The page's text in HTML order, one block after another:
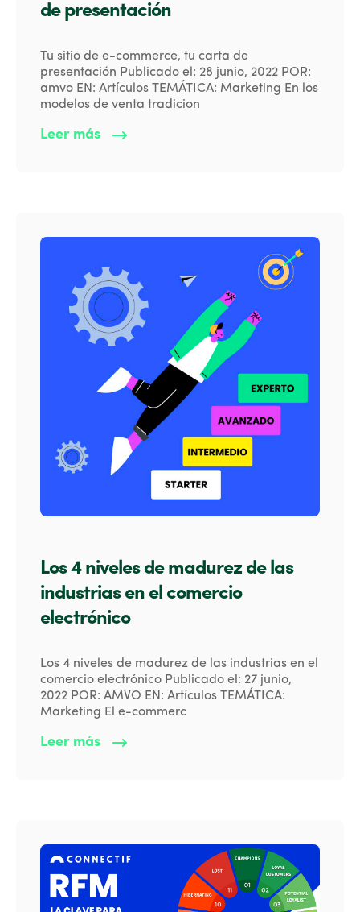
de presentación
Tu sitio de e-commerce, tu carta de
presentación Publicado el: 28 junio, 2022 POR:
amvo EN: Artículos TEMÁTICA: Marketing En los
modelos de venta tradicion
Leer más
Los 4 niveles de madurez de las
industrias en el comercio
electrónico
Los 4 niveles de madurez de las industrias en el
comercio electrónico Publicado el: 27 junio,
2022 POR: AMVO EN: Artículos TEMÁTICA:
Marketing El e-commerc
Leer más